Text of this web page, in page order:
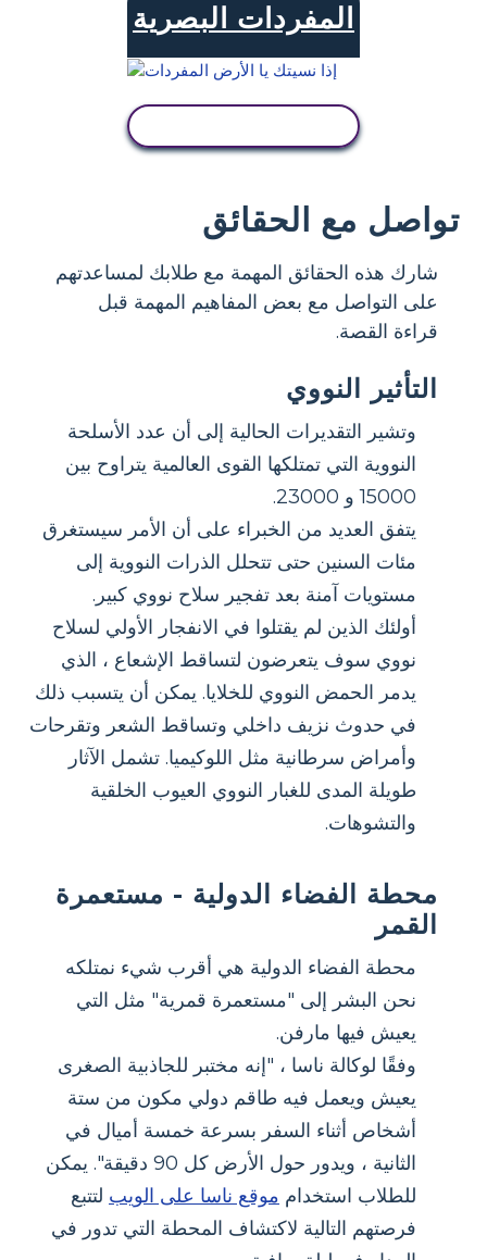
المفردات البصرية
تواصل مع الحقائق
شارك هذه الحقائق المهمة مع طلابك لمساعدتهم
على التواصل مع بعض المفاهيم المهمة قبل
قراءة القصة.
التأثير النووي
وتشير التقديرات الحالية إلى أن عدد الأسلحة
النووية التي تمتلكها القوى العالمية يتراوح بين
15000 و 23000.
يتفق العديد من الخبراء على أن الأمر سيستغرق
مئات السنين حتى تتحلل الذرات النووية إلى
مستويات آمنة بعد تفجير سلاح نووي كبير.
أولئك الذين لم يقتلوا في الانفجار الأولي لسلاح
نووي سوف يتعرضون لتساقط الإشعاع ، الذي
يدمر الحمض النووي للخلايا. يمكن أن يتسبب ذلك
في حدوث نزيف داخلي وتساقط الشعر وتقرحات
وأمراض سرطانية مثل اللوكيميا. تشمل الآثار
طويلة المدى للغبار النووي العيوب الخلقية
والتشوهات.
محطة الفضاء الدولية - مستعمرة
القمر
محطة الفضاء الدولية هي أقرب شيء نمتلكه
نحن البشر إلى "مستعمرة قمرية" مثل التي
يعيش فيها مارفن.
وفقًا لوكالة ناسا ، "إنه مختبر للجاذبية الصغرى
يعيش ويعمل فيه طاقم دولي مكون من ستة
أشخاص أثناء السفر بسرعة خمسة أميال في
الثانية ، ويدور حول الأرض كل 90 دقيقة". يمكن
للطلاب استخدام موقع ناسا على الويب لتتبع
فرصتهم التالية لاكتشاف المحطة التي تدور في